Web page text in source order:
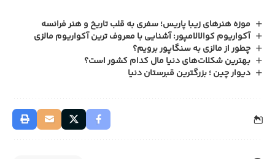
موزه هنرهای زیبا پاریس؛ سفری به قلب تاریخ و هنر فرانسه
آکواریوم کوالالامپور: آشنایی با معروف ترین آکواریوم مالزی
چطور از مالزی به سنگاپور برویم؟
بهترین شکلات‌های دنیا مال کدام کشور است؟
دیوار چین ؛ بزرگترین قبرستان دنیا